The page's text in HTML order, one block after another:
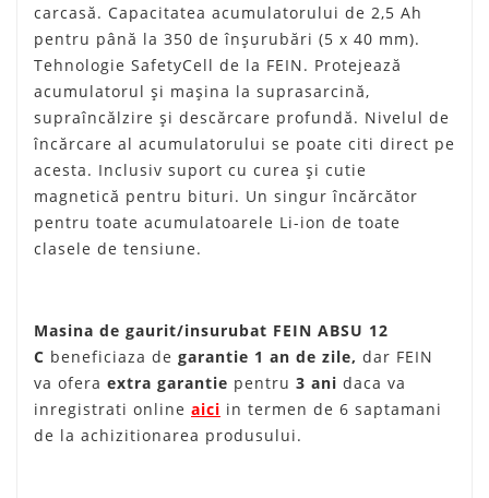
carcasă. Capacitatea acumulatorului de 2,5 Ah
pentru până la 350 de înşurubări (5 x 40 mm).
Tehnologie SafetyCell de la FEIN. Protejează
acumulatorul şi maşina la suprasarcină,
supraîncălzire şi descărcare profundă. Nivelul de
încărcare al acumulatorului se poate citi direct pe
acesta. Inclusiv suport cu curea şi cutie
magnetică pentru bituri. Un singur încărcător
pentru toate acumulatoarele Li-ion de toate
clasele de tensiune.
Masina de gaurit/insurubat FEIN ABSU 12
C beneficiaza de garantie 1 an de zile, dar FEIN
va ofera extra garantie pentru 3 ani daca va
inregistrati online aici in termen de 6 saptamani
de la achizitionarea produsului.